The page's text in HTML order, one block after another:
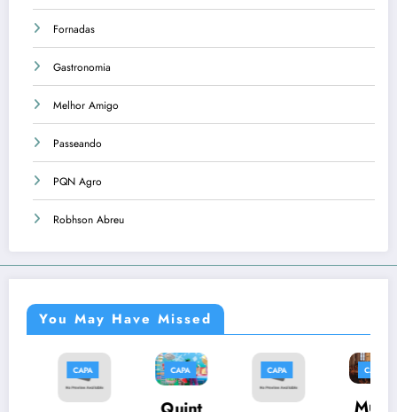
Fornadas
Gastronomia
Melhor Amigo
Passeando
PQN Agro
Robhson Abreu
You May Have Missed
CAPA CAPA CAPA
Músi